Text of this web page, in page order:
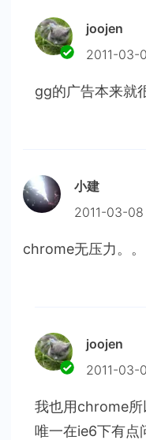
joojen
2011-03-
gg的广告本来就
小建
2011-03-
chrome无压力。。
joojen
2011-03-
我也用chrome所
唯一在ie6下有点